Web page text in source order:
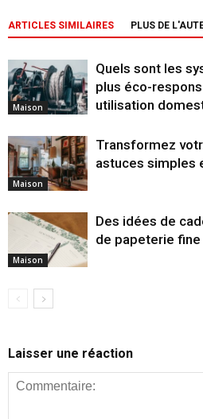
ARTICLES SIMILAIRES PLUS DE
Maison
Quels sont les
plus éco-
utilisation
Maison
Transformez
astuces simples
Maison
Des idées de
de papeterie fine
Laisser une réaction